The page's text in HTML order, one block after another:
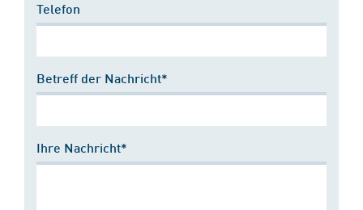
Telefon
Betreff der Nachricht*
Ihre Nachricht*